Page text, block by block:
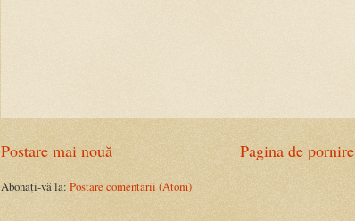
Postare mai nouă Pagina de pornire
Abonați-vă la: Postare comentarii (Atom)